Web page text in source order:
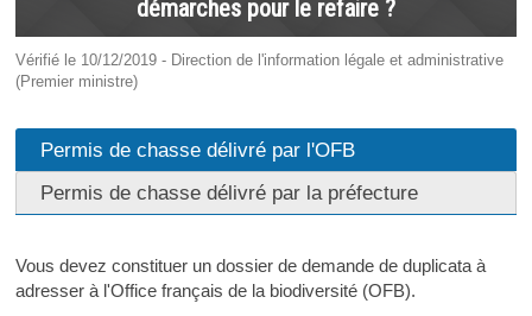
démarches pour le refaire ?
Vérifié le 10/12/2019 - Direction de l'information légale et administrative
(Premier ministre)
Permis de chasse délivré par l'OFB
Permis de chasse délivré par la préfecture
Vous devez constituer un dossier de demande de duplicata à
adresser à l'Office français de la biodiversité (OFB).